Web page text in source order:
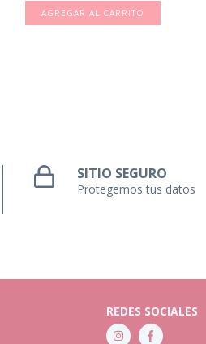
SITIO SEGURO
Protegemos tus datos
REDES SOCIALES